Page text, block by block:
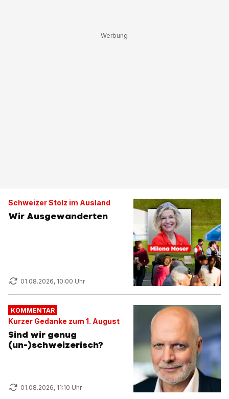
Schweizer Stolz im Ausland
Wir Ausgewanderten
01.08.2026, 10:00 Uhr
KOMMENTAR
Kurzer Gedanke zum 1. August
Sind wir genug
(un-)schweizerisch?
01.08.2026, 11:10 Uhr